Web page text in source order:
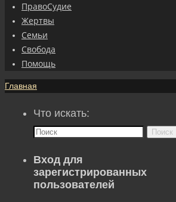
ПравоСудие
Жертвы
Семьи
Свобода
Помощь
Главная
Что искать:
Поиск
Вход для
зарегистрированных
пользователей